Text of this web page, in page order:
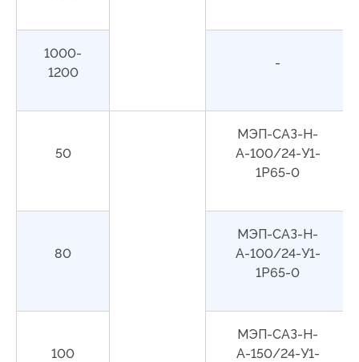
1000-
1200
-
50
МЭП-САЗ-Н-
А-100/24-У1-
1Р65-0
80
МЭП-САЗ-Н-
А-100/24-У1-
1Р65-0
100
МЭП-САЗ-Н-
А-150/24-У1-